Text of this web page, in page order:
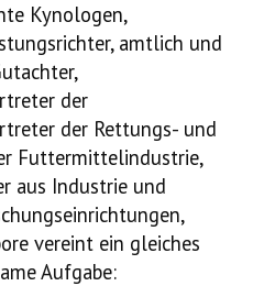
Kynologen,
amtlich und
der
der Rettungs- und
Futtermittelindustrie,
aus Industrie und
vereint ein gleiches
Aufgabe: